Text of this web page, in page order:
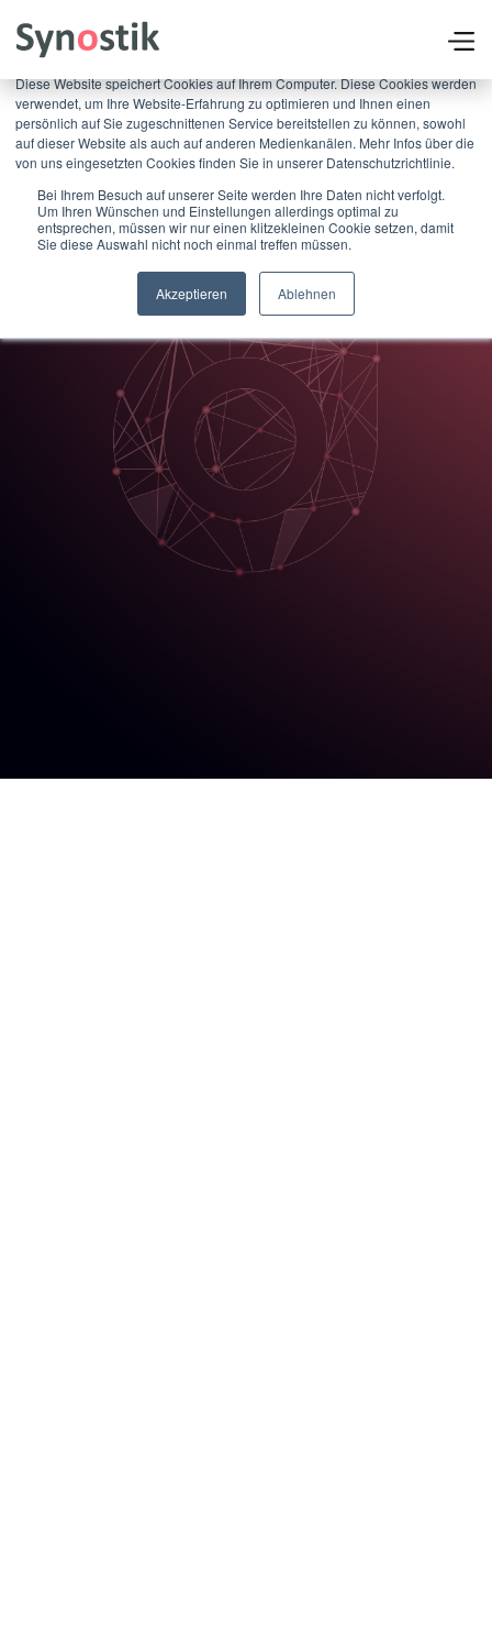
×
Diese Website speichert Cookies auf Ihrem Computer. Diese Cookies werden
verwendet, um Ihre Website-Erfahrung zu optimieren und Ihnen einen
persönlich auf Sie zugeschnittenen Service bereitstellen zu können, sowohl
auf dieser Website als auch auf anderen Medienkanälen. Mehr Infos über die
von uns eingesetzten Cookies finden Sie in unserer Datenschutzrichtlinie.
Bei Ihrem Besuch auf unserer Seite werden Ihre Daten nicht verfolgt.
Um Ihren Wünschen und Einstellungen allerdings optimal zu
entsprechen, müssen wir nur einen klitzekleinen Cookie setzen, damit
Sie diese Auswahl nicht noch einmal treffen müssen.
Akzeptieren Ablehnen